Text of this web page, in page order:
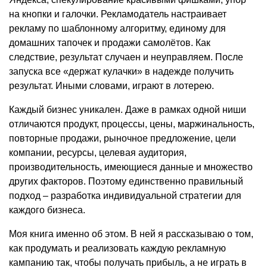
на кнопки и галочки. Рекламодатель настраивает
рекламу по шаблонному алгоритму, единому для
домашних тапочек и продажи самолётов. Как
следствие, результат случаен и неуправляем. После
запуска все «держат кулачки» в надежде получить
результат. Иными словами, играют в лотерею.
Каждый бизнес уникален. Даже в рамках одной ниши
отличаются продукт, процессы, цены, маржинальность,
повторные продажи, рыночное предложение, цели
компании, ресурсы, целевая аудитория,
производительность, имеющиеся данные и множество
других факторов. Поэтому единственно правильный
подход – разработка индивидуальной стратегии для
каждого бизнеса.
Моя книга именно об этом. В ней я рассказываю о том,
как продумать и реализовать каждую рекламную
кампанию так, чтобы получать прибыль, а не играть в